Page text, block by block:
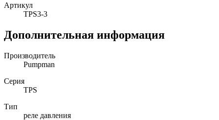
Артикул
TPS3-3
Дополнительная информация
Производитель
Pumpman
Серия
TPS
Тип
реле давления